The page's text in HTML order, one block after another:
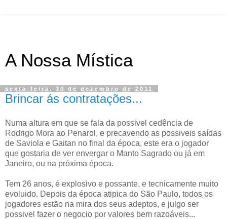
A Nossa Mística
sexta-feira, 30 de dezembro de 2011
Brincar ás contratações...
Numa altura em que se fala da possivel cedência de
Rodrigo Mora ao Penarol, e precavendo as possiveis saídas
de Saviola e Gaitan no final da época, este era o jogador
que gostaria de ver envergar o Manto Sagrado ou já em
Janeiro, ou na próxima época.
Tem 26 anos, é explosivo e possante, e tecnicamente muito
evoluido. Depois da época atipica do São Paulo, todos os
jogadores estão na mira dos seus adeptos, e julgo ser
possivel fazer o negocio por valores bem razoáveis...